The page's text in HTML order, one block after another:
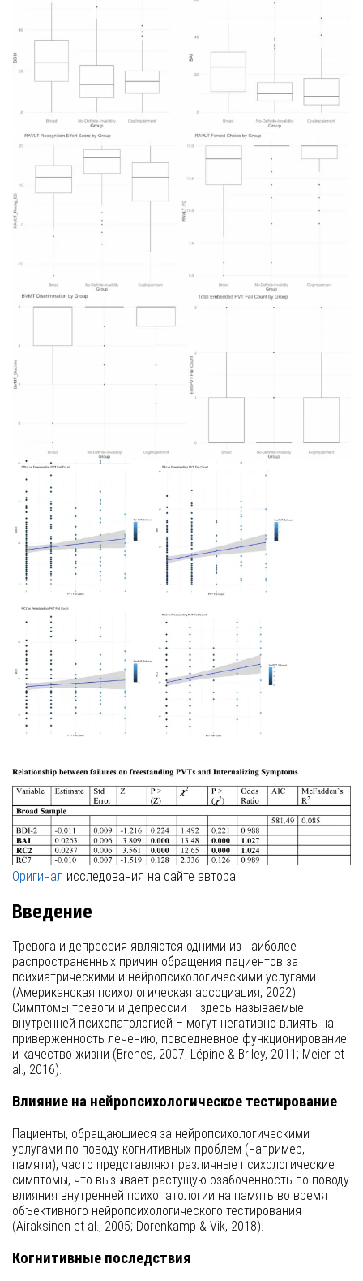
рисунок 3
Оригинал исследования на сайте автора
Введение
Тревога и депрессия являются одними из наиболее
распространенных причин обращения пациентов за
психиатрическими и нейропсихологическими услугами
(Американская психологическая ассоциация, 2022).
Симптомы тревоги и депрессии – здесь называемые
внутренней психопатологией – могут негативно влиять на
приверженность лечению, повседневное функционирование
и качество жизни (Brenes, 2007; Lépine & Briley, 2011; Meier et
al., 2016).
Влияние на нейропсихологическое тестирование
Пациенты, обращающиеся за нейропсихологическими
услугами по поводу когнитивных проблем (например,
памяти), часто представляют различные психологические
симптомы, что вызывает растущую озабоченность по поводу
влияния внутренней психопатологии на память во время
объективного нейропсихологического тестирования
(Airaksinen et al., 2005; Dorenkamp & Vik, 2018).
Когнитивные последствия